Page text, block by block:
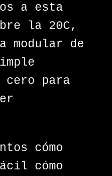
a esta
la 20C,
modular de
cero para
cómo
cómo